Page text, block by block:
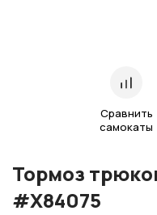
Сравнить
самокаты
Тормоз
#Х84075